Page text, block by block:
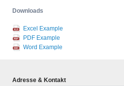
Downloads
Excel Example
PDF Example
Word Example
Adresse & Kontakt